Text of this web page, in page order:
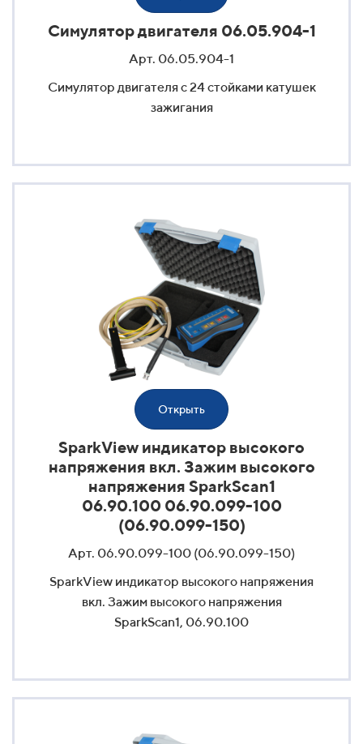
Симулятор двигателя 06.05.904-1
Арт. 06.05.904-1
Симулятор двигателя с 24 стойками катушек
зажигания
Открыть
SparkView индикатор высокого
напряжения вкл. Зажим высокого
напряжения SparkScan1
06.90.100 06.90.099-100
(06.90.099-150)
Арт. 06.90.099-100 (06.90.099-150)
SparkView индикатор высокого напряжения
вкл. Зажим высокого напряжения
SparkScan1, 06.90.100